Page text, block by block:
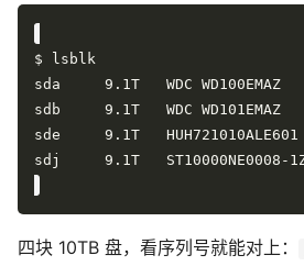
四块 10TB 盘，看序列号就能对上：